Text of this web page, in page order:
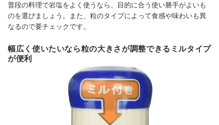
普段の料理で岩塩をよく使うなら、目的に合う使い勝手がよいも
のを選びましょう。また、粒のタイプによって食感や味わいも異
なるので要チェックです。
幅広く使いたいなら粒の大きさが調整できるミルタイプ
が便利